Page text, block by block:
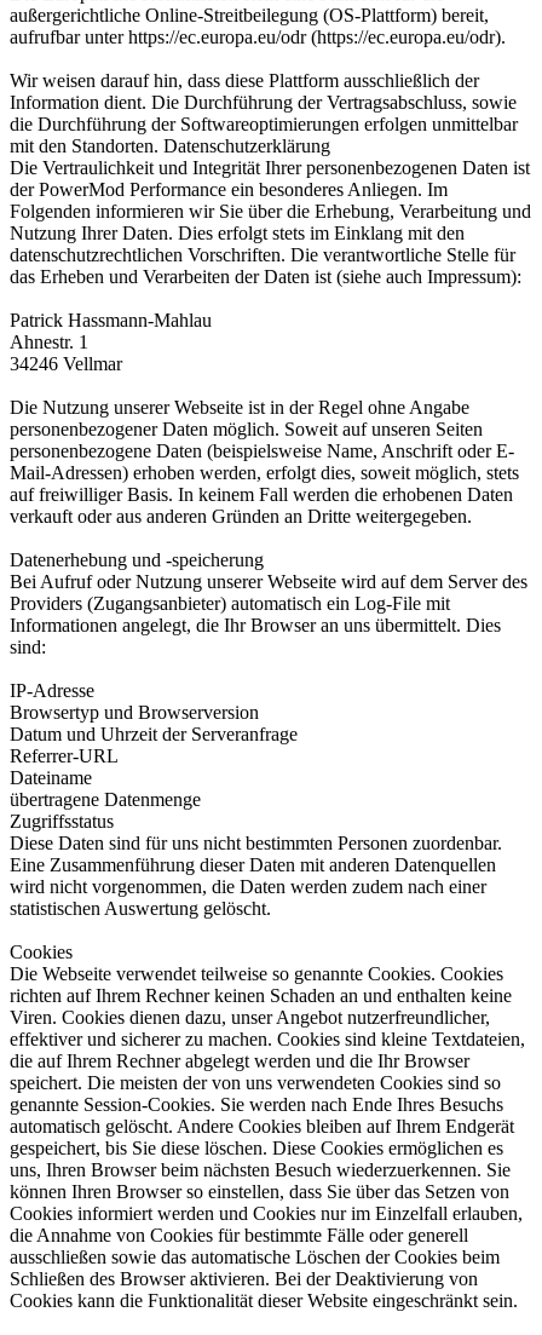
außergerichtliche Online-Streitbeilegung (OS-Plattform) bereit,
aufrufbar unter https://ec.europa.eu/odr (https://ec.europa.eu/odr).
Wir weisen darauf hin, dass diese Plattform ausschließlich der
Information dient. Die Durchführung der Vertragsabschluss, sowie
die Durchführung der Softwareoptimierungen erfolgen unmittelbar
mit den Standorten. Datenschutzerklärung
Die Vertraulichkeit und Integrität Ihrer personenbezogenen Daten ist
der PowerMod Performance ein besonderes Anliegen. Im
Folgenden informieren wir Sie über die Erhebung, Verarbeitung und
Nutzung Ihrer Daten. Dies erfolgt stets im Einklang mit den
datenschutzrechtlichen Vorschriften. Die verantwortliche Stelle für
das Erheben und Verarbeiten der Daten ist (siehe auch Impressum):
Patrick Hassmann-Mahlau
Ahnestr. 1
34246 Vellmar
Die Nutzung unserer Webseite ist in der Regel ohne Angabe
personenbezogener Daten möglich. Soweit auf unseren Seiten
personenbezogene Daten (beispielsweise Name, Anschrift oder E-
Mail-Adressen) erhoben werden, erfolgt dies, soweit möglich, stets
auf freiwilliger Basis. In keinem Fall werden die erhobenen Daten
verkauft oder aus anderen Gründen an Dritte weitergegeben.
Datenerhebung und -speicherung
Bei Aufruf oder Nutzung unserer Webseite wird auf dem Server des
Providers (Zugangsanbieter) automatisch ein Log-File mit
Informationen angelegt, die Ihr Browser an uns übermittelt. Dies
sind:
IP-Adresse
Browsertyp und Browserversion
Datum und Uhrzeit der Serveranfrage
Referrer-URL
Dateiname
übertragene Datenmenge
Zugriffsstatus
Diese Daten sind für uns nicht bestimmten Personen zuordenbar.
Eine Zusammenführung dieser Daten mit anderen Datenquellen
wird nicht vorgenommen, die Daten werden zudem nach einer
statistischen Auswertung gelöscht.
Cookies
Die Webseite verwendet teilweise so genannte Cookies. Cookies
richten auf Ihrem Rechner keinen Schaden an und enthalten keine
Viren. Cookies dienen dazu, unser Angebot nutzerfreundlicher,
effektiver und sicherer zu machen. Cookies sind kleine Textdateien,
die auf Ihrem Rechner abgelegt werden und die Ihr Browser
speichert. Die meisten der von uns verwendeten Cookies sind so
genannte Session-Cookies. Sie werden nach Ende Ihres Besuchs
automatisch gelöscht. Andere Cookies bleiben auf Ihrem Endgerät
gespeichert, bis Sie diese löschen. Diese Cookies ermöglichen es
uns, Ihren Browser beim nächsten Besuch wiederzuerkennen. Sie
können Ihren Browser so einstellen, dass Sie über das Setzen von
Cookies informiert werden und Cookies nur im Einzelfall erlauben,
die Annahme von Cookies für bestimmte Fälle oder generell
ausschließen sowie das automatische Löschen der Cookies beim
Schließen des Browser aktivieren. Bei der Deaktivierung von
Cookies kann die Funktionalität dieser Website eingeschränkt sein.